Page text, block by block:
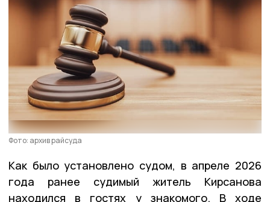
Фото: архив райсуда
Как было установлено судом, в апреле 2026
года ранее судимый житель Кирсанова
находился в гостях у знакомого. В ходе